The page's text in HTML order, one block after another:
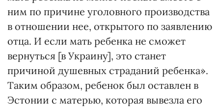
ним по причине уголовного производства
в отношении нее, открытого по заявлению
отца. И если мать ребенка не сможет
вернуться [в Украину], это станет
причиной душевных страданий ребенка».
Таким образом, ребенок был оставлен в
Эстонии с матерью, которая вывезла его